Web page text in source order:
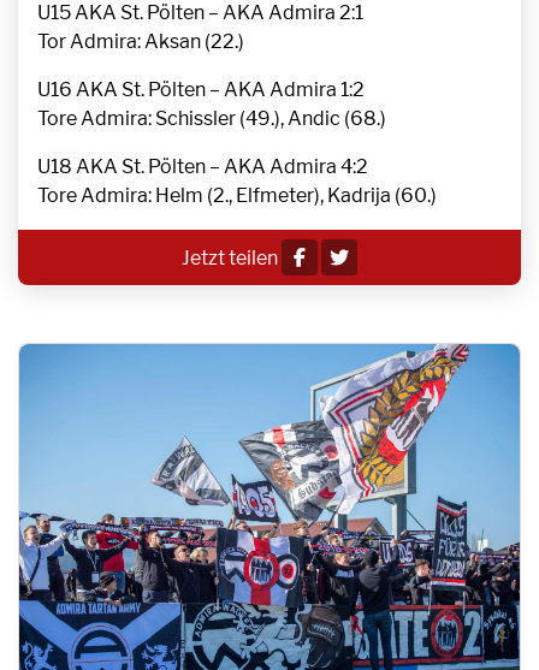
U15 AKA St. Pölten – AKA Admira 2:1
Tor Admira: Aksan (22.)
U16 AKA St. Pölten – AKA Admira 1:2
Tore Admira: Schissler (49.), Andic (68.)
U18 AKA St. Pölten – AKA Admira 4:2
Tore Admira: Helm (2., Elfmeter), Kadrija (60.)
Jetzt teilen